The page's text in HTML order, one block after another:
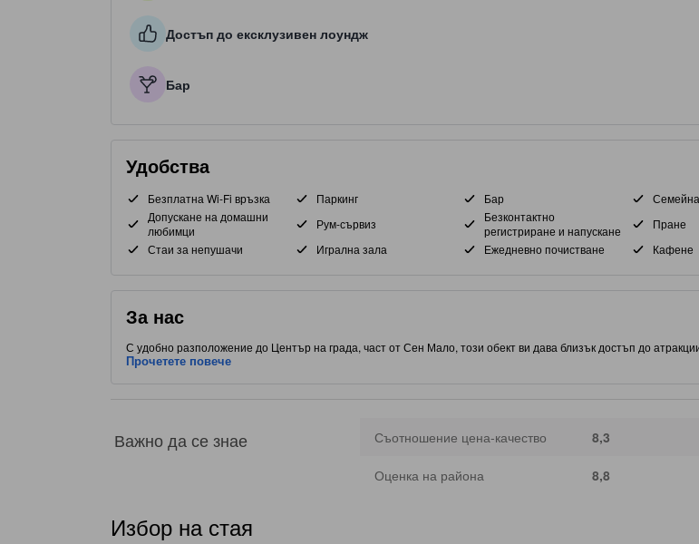
Достъп до ексклузивен лоундж
Бар
Удобства
Безплатна Wi-Fi връзка Паркинг Бар
Допускане на домашни
любимци
Рум-сървиз
Безконтактно
регистриране и напускане
Пране
Стаи за непушачи
Игрална зала Ежедневно почистване Кафене
За нас
С удобно разположение до Център на града, част от Сен Мало, този обект ви дава близък достъп до
места за хранене.
Прочетете повече
Важно да се знае Съотношение цена-качество 8,3
Оценка на района 8,8
Избор на стая